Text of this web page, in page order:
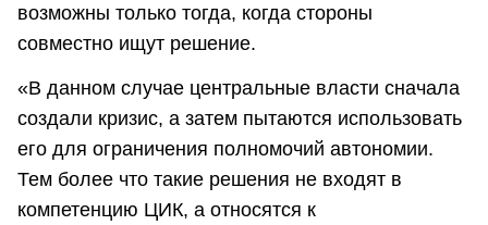
возможны только тогда, когда стороны
совместно ищут решение.
«В данном случае центральные власти сначала
создали кризис, а затем пытаются использовать
его для ограничения полномочий автономии.
Тем более что такие решения не входят в
компетенцию ЦИК, а относятся к